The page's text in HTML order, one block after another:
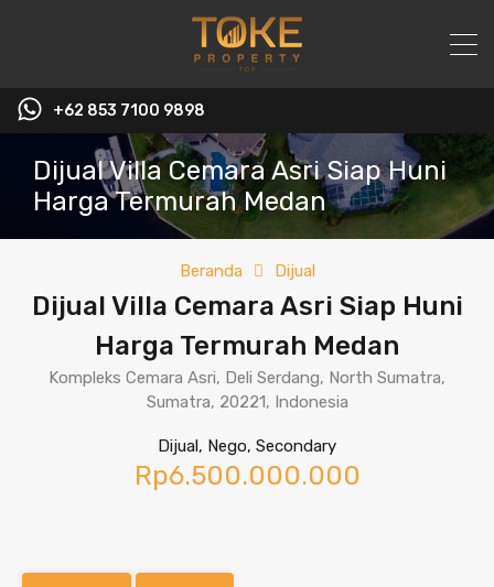
+62 853 7100 9898‬
Dijual Villa Cemara Asri Siap Huni
Harga Termurah Medan
Beranda Dijual
Dijual Villa Cemara Asri Siap Huni
Harga Termurah Medan
Kompleks Cemara Asri, Deli Serdang, North Sumatra,
Sumatra, 20221, Indonesia
Dijual, Nego, Secondary
Rp6.500.000.000